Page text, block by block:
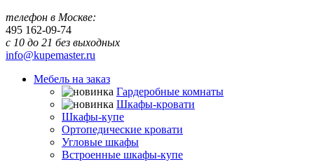
телефон в Москве:
495 162-09-74
с 10 до 21 без выходных
info@kupemaster.ru
Мебель на заказ
Гардеробные комнаты
Шкафы-кровати
Шкафы-купе
Ортопедические кровати
Угловые шкафы
Встроенные шкафы-купе